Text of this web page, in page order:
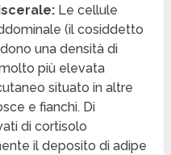
Le cellule
(il cosiddetto
una densità di
più elevata
situato in altre
e fianchi. Di
di cortisolo
il deposito di adipe